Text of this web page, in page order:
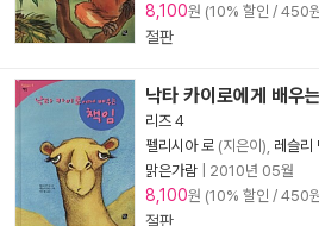
8,100원 (10% 할인 / 450
절판
낙타 카이로에게 배우
리즈 4
펠리시아 로 (지은이), 레슬리
맑은가람
2010년 05월
8,100원 (10% 할인 / 450
절판